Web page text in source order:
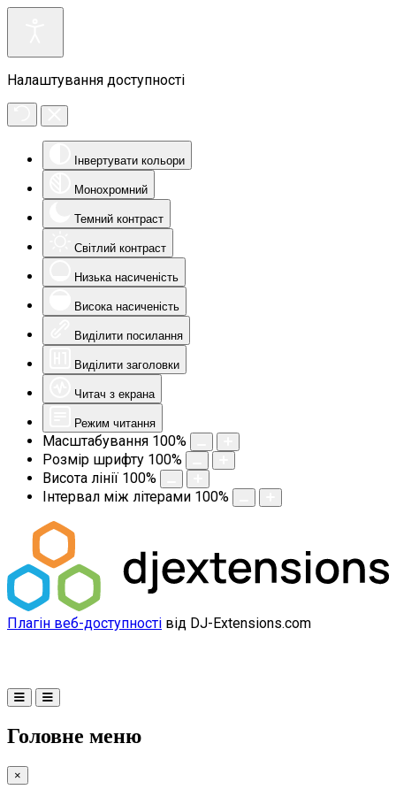
Налаштування доступності
Інвертувати кольори
Монохромний
Темний контраст
Світлий контраст
Низька насиченість
Висока насиченість
Виділити посилання
Виділити заголовки
Читач з екрана
Режим читання
Масштабування 100%
Розмір шрифту 100%
Висота лінії 100%
Інтервал між літерами 100%
Плагін веб-доступності від DJ-Extensions.com
Головне меню
×